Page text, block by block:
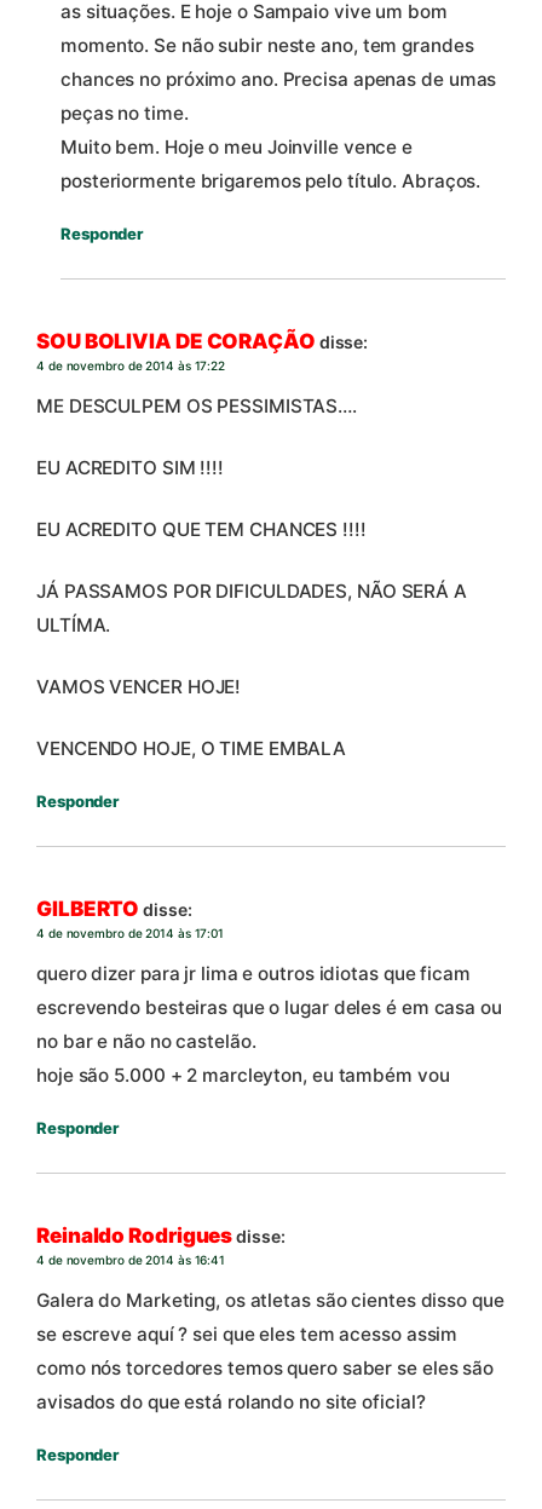
as situações. E hoje o Sampaio vive um bom
momento. Se não subir neste ano, tem grandes
chances no próximo ano. Precisa apenas de umas
peças no time.
Muito bem. Hoje o meu Joinville vence e
posteriormente brigaremos pelo título. Abraços.
Responder
SOU BOLIVIA DE CORAÇÃO disse:
4 de novembro de 2014 às 17:22
ME DESCULPEM OS PESSIMISTAS….
EU ACREDITO SIM !!!!
EU ACREDITO QUE TEM CHANCES !!!!
JÁ PASSAMOS POR DIFICULDADES, NÃO SERÁ A
ULTÍMA.
VAMOS VENCER HOJE!
VENCENDO HOJE, O TIME EMBALA
Responder
GILBERTO disse:
4 de novembro de 2014 às 17:01
quero dizer para jr lima e outros idiotas que ficam
escrevendo besteiras que o lugar deles é em casa ou
no bar e não no castelão.
hoje são 5.000 + 2 marcleyton, eu também vou
Responder
Reinaldo Rodriguesdisse:
4 de novembro de 2014 às 16:41
Galera do Marketing, os atletas são cientes disso que
se escreve aquí ? sei que eles tem acesso assim
como nós torcedores temos quero saber se eles são
avisados do que está rolando no site oficial?
Responder